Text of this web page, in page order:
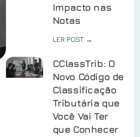
Impacto nas
Notas
LER POST →
CClassTrib: O
Novo Código de
Classificação
Tributária que
Você Vai Ter
que Conhecer